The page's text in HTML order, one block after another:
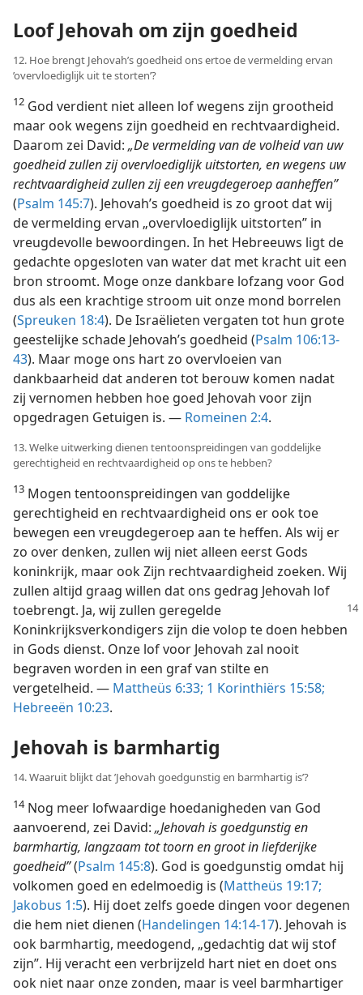
Loof Jehovah om zijn goedheid
12. Hoe brengt Jehovah’s goedheid ons ertoe de vermelding ervan
’overvloediglijk uit te storten’?
12 God verdient niet alleen lof wegens zijn grootheid
maar ook wegens zijn goedheid en rechtvaardigheid.
Daarom zei David: „De vermelding van de volheid van uw
goedheid zullen zij overvloediglijk uitstorten, en wegens uw
rechtvaardigheid zullen zij een vreugdegeroep aanheffen”
(Psalm 145:7). Jehovah’s goedheid is zo groot dat wij
de vermelding ervan „overvloediglijk uitstorten” in
vreugdevolle bewoordingen. In het Hebreeuws ligt de
gedachte opgesloten van water dat met kracht uit een
bron stroomt. Moge onze dankbare lofzang voor God
dus als een krachtige stroom uit onze mond borrelen
(Spreuken 18:4). De Israëlieten vergaten tot hun grote
geestelijke schade Jehovah’s goedheid (Psalm 106:13-
43). Maar moge ons hart zo overvloeien van
dankbaarheid dat anderen tot berouw komen nadat
zij vernomen hebben hoe goed Jehovah voor zijn
opgedragen Getuigen is. — Romeinen 2:4.
13. Welke uitwerking dienen tentoonspreidingen van goddelijke
gerechtigheid en rechtvaardigheid op ons te hebben?
13 Mogen tentoonspreidingen van goddelijke
gerechtigheid en rechtvaardigheid ons er ook toe
bewegen een vreugdegeroep aan te heffen. Als wij er
zo over denken, zullen wij niet alleen eerst Gods
koninkrijk, maar ook Zijn rechtvaardigheid zoeken. Wij
zullen altijd graag willen dat ons gedrag Jehovah lof
toebrengt. Ja, wij zullen geregelde
Koninkrijksverkondigers zijn die volop te doen hebben
in Gods dienst. Onze lof voor Jehovah zal nooit
begraven worden in een graf van stilte en
vergetelheid. — Mattheüs 6:33; 1 Korinthiërs 15:58;
Hebreeën 10:23.
Jehovah is barmhartig
14. Waaruit blijkt dat ’Jehovah goedgunstig en barmhartig is’?
14Nog meer lofwaardige hoedanigheden van God
aanvoerend, zei David:„Jehovah is goedgunstig en
barmhartig, langzaam tot toorn en groot in liefderijke
goedheid”(Psalm 145:8). God is goedgunstig omdat hij
volkomen goed en edelmoedig is (Mattheüs 19:17;
Jakobus 1:5). Hij doet zelfs goede dingen voor degenen
die hem niet dienen (Handelingen 14:14-17). Jehovah is
ook barmhartig, meedogend, „gedachtig dat wij stof
zijn”. Hij veracht een verbrijzeld hart niet en doet ons
ook niet naar onze zonden, maar is veel barmhartiger